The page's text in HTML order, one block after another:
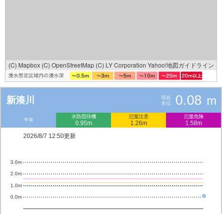
(C) Mapbox (C) OpenStreetMap (C) LY Corporation Yahoo!地図ガイドライン
新湊川
現在
水位
0.08 m
平常
水防団待機
0.95m
氾濫注意
1.26m
氾濫危険
1.58m
2026/8/7 12:50更新
0.0m
1.0m
2.0m
3.0m